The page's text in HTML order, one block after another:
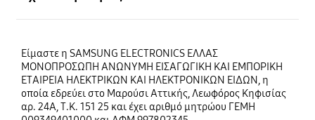
Είμαστε η SAMSUNG ELECTRONICS ΕΛΛΑΣ
ΜΟΝΟΠΡΟΣΩΠΗ ΑΝΩΝΥΜΗ ΕΙΣΑΓΩΓΙΚΗ ΚΑΙ ΕΜΠΟΡΙΚΗ
ΕΤΑΙΡΕΙΑ ΗΛΕΚΤΡΙΚΩΝ ΚΑΙ ΗΛΕΚΤΡΟΝΙΚΩΝ ΕΙΔΩΝ, η
οποία εδρεύει στο Μαρούσι Αττικής, Λεωφόρος Κηφισίας
αρ. 24Α, Τ.Κ. 151 25 και έχει αριθμό μητρώου ΓΕΜΗ